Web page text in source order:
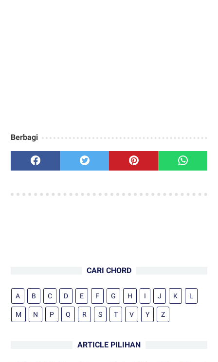
Berbagi
CARI CHORD
A B C D E F G H I J K L
M N P Q R S T V Y Z
ARTICLE PILIHAN